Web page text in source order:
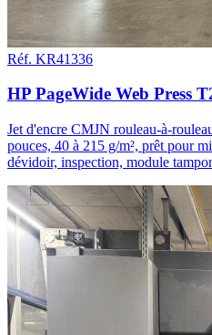
Réf. KR41336
HP PageWide Web Press
Jet d'encre CMJN rouleau-à-
pouces, 40 à 215 g/m², prêt pour
dévidoir, inspection, module